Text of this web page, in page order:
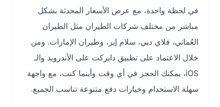
في لحظة واحدة، مع عرض الأسعار المحدثة بشكل
مباشر من مختلف شركات الطيران مثل الطيران
العُماني، فلاي دبي، سلام إير، وطيران الإمارات. ومن
خلال الاعتماد على تطبيق دايركت على الأندرويد والـ
iOS، يمكنك الحجز في أي وقت وأينما كنت، مع واجهة
سهلة الاستخدام وخيارات دفع متنوعة تناسب الجميع.